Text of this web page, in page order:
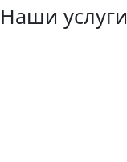
Наши услуги